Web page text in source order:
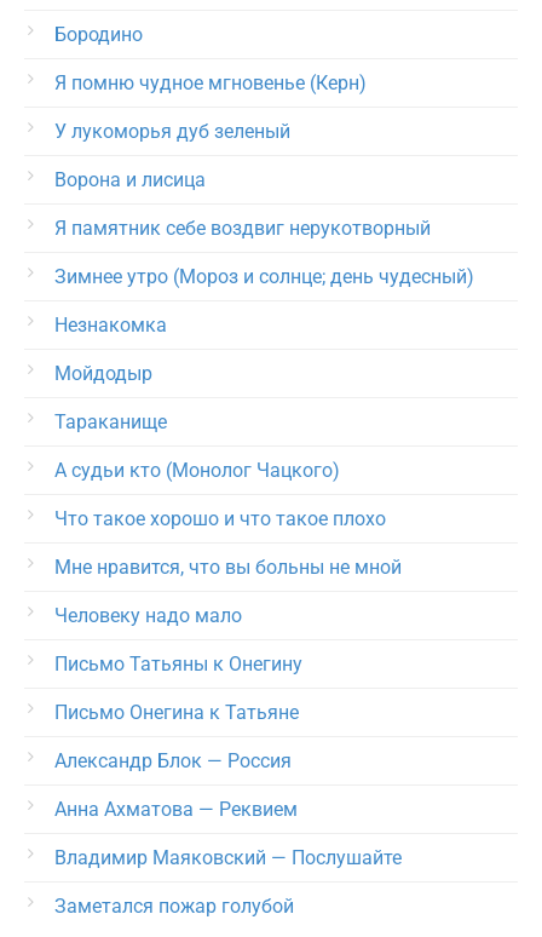
Бородино
Я помню чудное мгновенье (Керн)
У лукоморья дуб зеленый
Ворона и лисица
Я памятник себе воздвиг нерукотворный
Зимнее утро (Мороз и солнце; день чудесный)
Незнакомка
Мойдодыр
Тараканище
А судьи кто (Монолог Чацкого)
Что такое хорошо и что такое плохо
Мне нравится, что вы больны не мной
Человеку надо мало
Письмо Татьяны к Онегину
Письмо Онегина к Татьяне
Александр Блок — Россия
Анна Ахматова — Реквием
Владимир Маяковский — Послушайте
Заметался пожар голубой